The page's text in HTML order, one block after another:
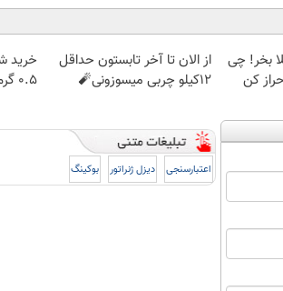
بخر! چی
کن
از الان تا آخر تابستون حداقل
12کیلو چربی میسوزونی🧨
خرید
۰.۵ گرم تا ۱۰ گرم
اعتبارسنجی دیزل ژنراتور بوکینگ